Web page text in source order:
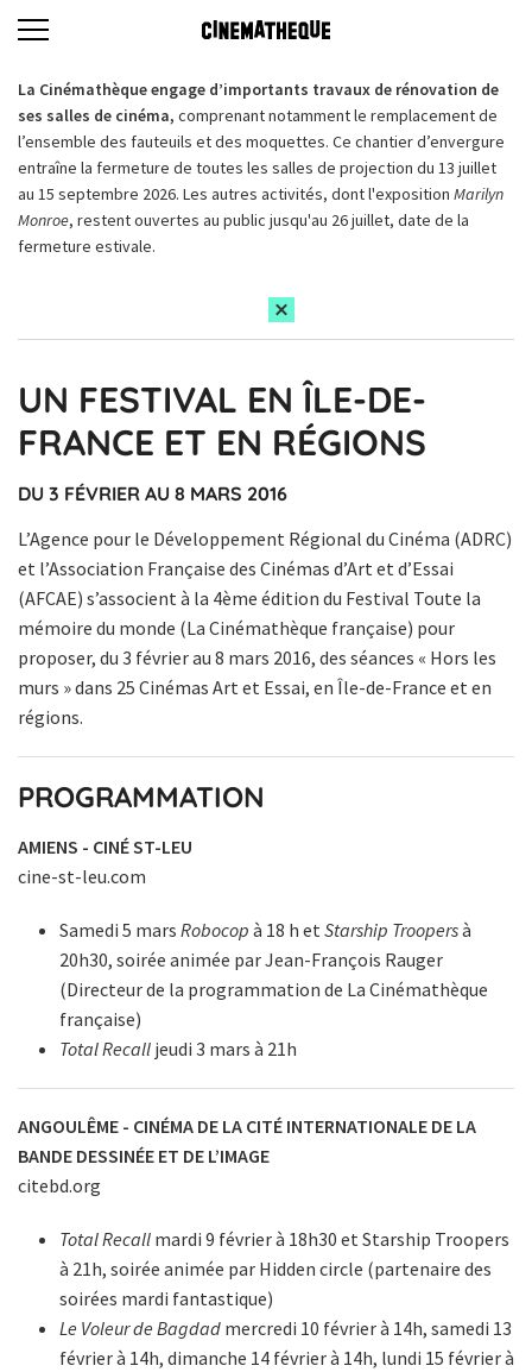
La Cinémathèque engage d’importants travaux de rénovation de
ses salles de cinéma, comprenant notamment le remplacement de
l’ensemble des fauteuils et des moquettes. Ce chantier d’envergure
entraîne la fermeture de toutes les salles de projection du 13 juillet
au 15 septembre 2026. Les autres activités, dont l'exposition Marilyn
Monroe, restent ouvertes au public jusqu'au 26 juillet, date de la
fermeture estivale.
UN FESTIVAL EN ÎLE-DE-
FRANCE ET EN RÉGIONS
DU 3 FÉVRIER AU 8 MARS 2016
L’Agence pour le Développement Régional du Cinéma (ADRC)
et l’Association Française des Cinémas d’Art et d’Essai
(AFCAE) s’associent à la 4ème édition du Festival Toute la
mémoire du monde (La Cinémathèque française) pour
proposer, du 3 février au 8 mars 2016, des séances « Hors les
murs » dans 25 Cinémas Art et Essai, en Île-de-France et en
régions.
PROGRAMMATION
AMIENS - CINÉ ST-LEU
cine-st-leu.com
Samedi 5 mars Robocop à 18 h etStarship Troopersà
20h30, soirée animée par Jean-François Rauger
(Directeur de la programmation de La Cinémathèque
française)
Total Recalljeudi 3 mars à 21h
ANGOULÊME - CINÉMA DE LA CITÉ INTERNATIONALE DE LA
BANDE DESSINÉE ET DE L’IMAGE
citebd.org
Total Recallmardi 9 février à 18h30 et Starship Troopers
à 21h, soirée animée par Hidden circle (partenaire des
soirées mardi fantastique)
Le Voleur de Bagdadmercredi 10 février à 14h, samedi 13
février à 14h, dimanche 14 février à 14h, lundi 15 février à